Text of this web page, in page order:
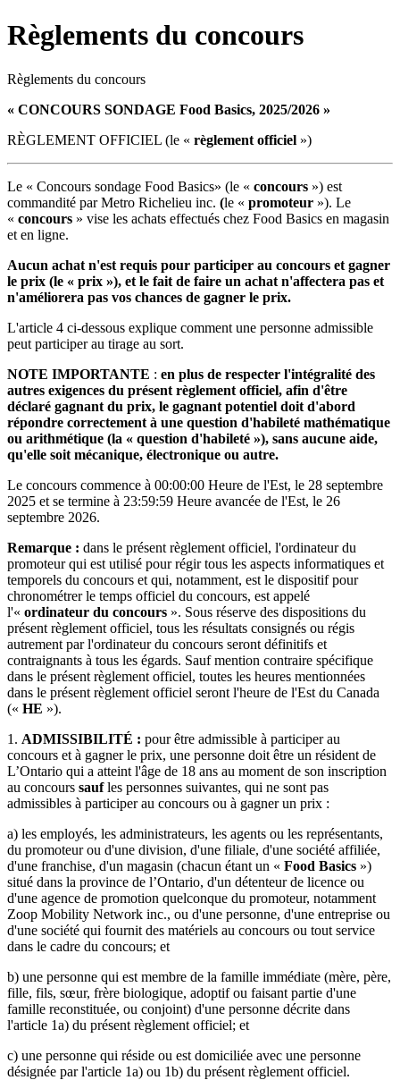
Règlements du concours
Règlements du concours
« CONCOURS SONDAGE Food Basics, 2025/2026 »
RÈGLEMENT OFFICIEL (le « règlement officiel »)
Le « Concours sondage Food Basics» (le « concours ») est
commandité par Metro Richelieu inc. (le « promoteur »). Le
« concours » vise les achats effectués chez Food Basics en magasin
et en ligne.
Aucun achat n'est requis pour participer au concours et gagner
le prix (le « prix »), et le fait de faire un achat n'affectera pas et
n'améliorera pas vos chances de gagner le prix.
L'article 4 ci-dessous explique comment une personne admissible
peut participer au tirage au sort.
NOTE IMPORTANTE : en plus de respecter l'intégralité des
autres exigences du présent règlement officiel, afin d'être
déclaré gagnant du prix, le gagnant potentiel doit d'abord
répondre correctement à une question d'habileté mathématique
ou arithmétique (la « question d'habileté »), sans aucune aide,
qu'elle soit mécanique, électronique ou autre.
Le concours commence à 00:00:00 Heure de l'Est, le 28 septembre
2025 et se termine à 23:59:59 Heure avancée de l'Est, le 26
septembre 2026.
Remarque : dans le présent règlement officiel, l'ordinateur du
promoteur qui est utilisé pour régir tous les aspects informatiques et
temporels du concours et qui, notamment, est le dispositif pour
chronométrer le temps officiel du concours, est appelé
l'« ordinateur du concours ». Sous réserve des dispositions du
présent règlement officiel, tous les résultats consignés ou régis
autrement par l'ordinateur du concours seront définitifs et
contraignants à tous les égards. Sauf mention contraire spécifique
dans le présent règlement officiel, toutes les heures mentionnées
dans le présent règlement officiel seront l'heure de l'Est du Canada
(« HE »).
1. ADMISSIBILITÉ : pour être admissible à participer au
concours et à gagner le prix, une personne doit être un résident de
L’Ontario qui a atteint l'âge de 18 ans au moment de son inscription
au concours saufles personnes suivantes, qui ne sont pas
admissibles à participer au concours ou à gagner un prix :
a) les employés, les administrateurs, les agents ou les représentants,
du promoteur ou d'une division, d'une filiale, d'une société affiliée,
d'une franchise, d'un magasin (chacun étant un « Food Basics »)
situé dans la province de l’Ontario, d'un détenteur de licence ou
d'une agence de promotion quelconque du promoteur, notamment
Zoop Mobility Network inc., ou d'une personne, d'une entreprise ou
d'une société qui fournit des matériels au concours ou tout service
dans le cadre du concours; et
b) une personne qui est membre de la famille immédiate (mère, père,
fille, fils, sœur, frère biologique, adoptif ou faisant partie d'une
famille reconstituée, ou conjoint) d'une personne décrite dans
l'article 1a) du présent règlement officiel; et
c) une personne qui réside ou est domiciliée avec une personne
désignée par l'article 1a) ou 1b) du présent règlement officiel.